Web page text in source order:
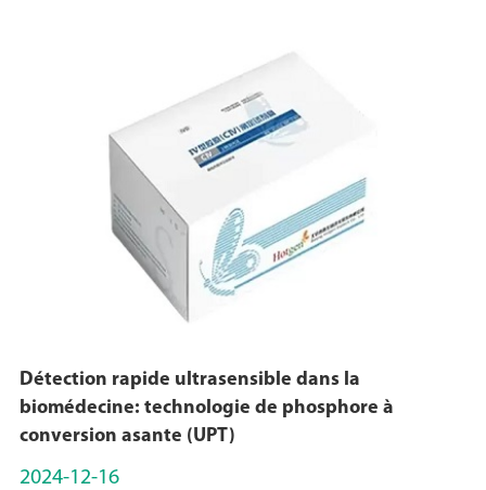
Détection rapide ultrasensible dans la
biomédecine: technologie de phosphore à
conversion asante (UPT)
2024-12-16